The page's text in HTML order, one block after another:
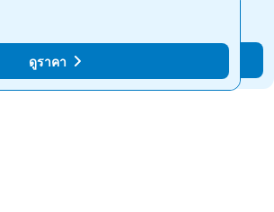
ดูราคา
ดูราคา